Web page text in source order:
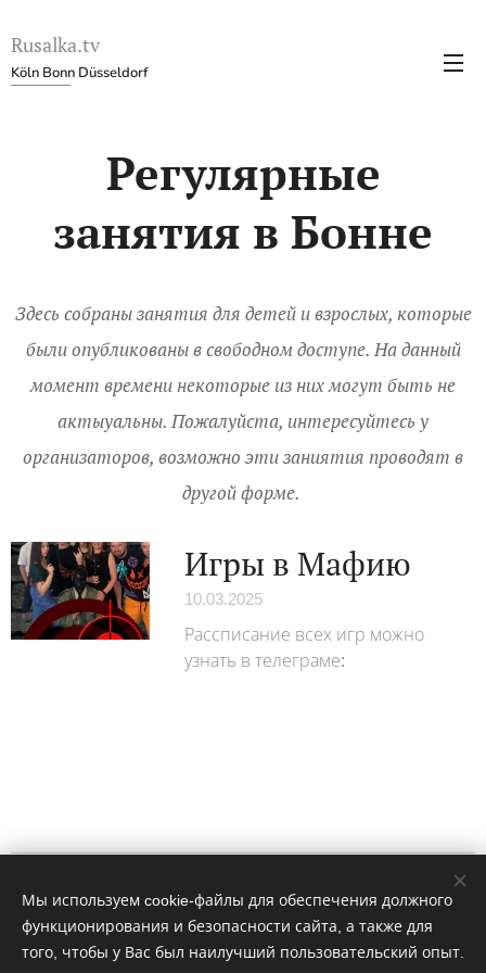
Rusalka.tv
Köln Bonn Düsseldorf
Регулярные
занятия в Бонне
Здесь собраны занятия для детей и взрослых, которые
были опубликованы в свободном доступе. На данный
момент времени некоторые из них могут быть не
актыуальны. Пожалуйста, интересуйтесь у
организаторов, возможно эти заниятия проводят в
другой форме.
Игры в Мафию
10.03.2025
Рассписание всех игр можно
узнать в телеграме:
WhatsApp: 4915758274406
Мы используем cookie-файлы для обеспечения должного
функционирования и безопасности сайта, а также для
того, чтобы у Вас был наилучший пользовательский опыт.